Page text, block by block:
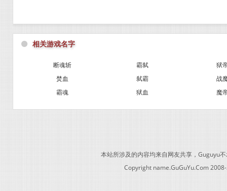
⚫ 相关游戏名字
断魂斩 霸弑
狱
焚血
弑霸
战
霸魂
狱血 魔
本站所涉及的内容均来自网友共享，Guguyu
Copyright name.GuGuYu.Com